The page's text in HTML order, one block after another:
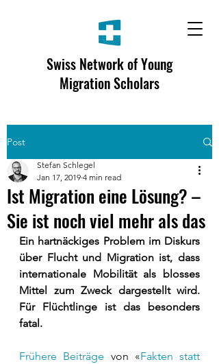
Swiss Network of Young
Migration Scholars
Post
Ist Migration eine Lösung? –
Sie ist noch viel mehr als das
Stefan Schlegel
Jan 17, 2019 4 min read
Ein hartnäckiges Problem im Diskurs
über Flucht und Migration ist, dass
internationale Mobilität als blosses
Mittel zum Zweck dargestellt wird.
Für Flüchtlinge ist das besonders
fatal.
Frühere Beiträge von «Fakten statt